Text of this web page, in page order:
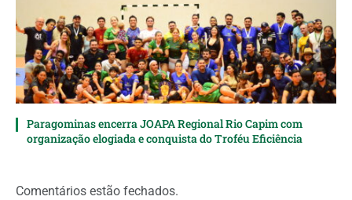
Paragominas encerra JOAPA Regional Rio Capim com
organização elogiada e conquista do Troféu Eficiência
Comentários estão fechados.